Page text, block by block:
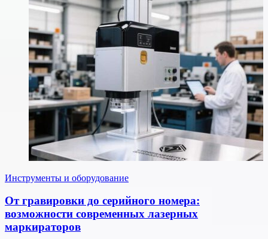
Инструменты и оборудование
От гравировки до серийного номера:
возможности современных лазерных
маркираторов